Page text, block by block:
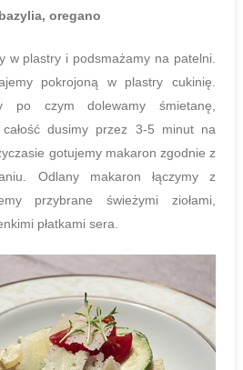
oregano
w plastry i podsmażamy na patelni.
pokrojoną w plastry cukinię.
po czym dolewamy śmietanę,
dusimy przez 3-5 minut na
gotujemy makaron zgodnie z
Odlany makaron łączymy z
przybrane świeżymi ziołami,
płatkami sera.